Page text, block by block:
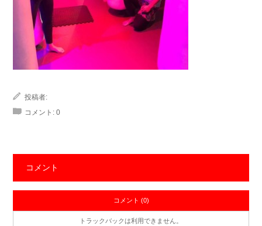
投稿者:
コメント: 0
コメント
コメント (0)
トラックバックは利用できません。